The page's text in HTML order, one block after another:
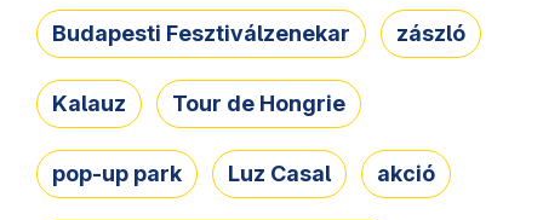
Budapesti Fesztiválzenekar zászló
Kalauz Tour de Hongrie
pop-up park Luz Casal akció